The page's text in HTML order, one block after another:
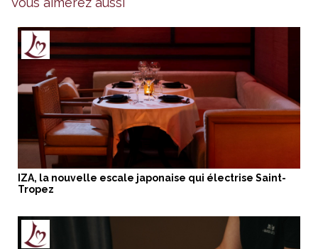
IZA, la nouvelle escale japonaise qui électrise Saint-
Tropez